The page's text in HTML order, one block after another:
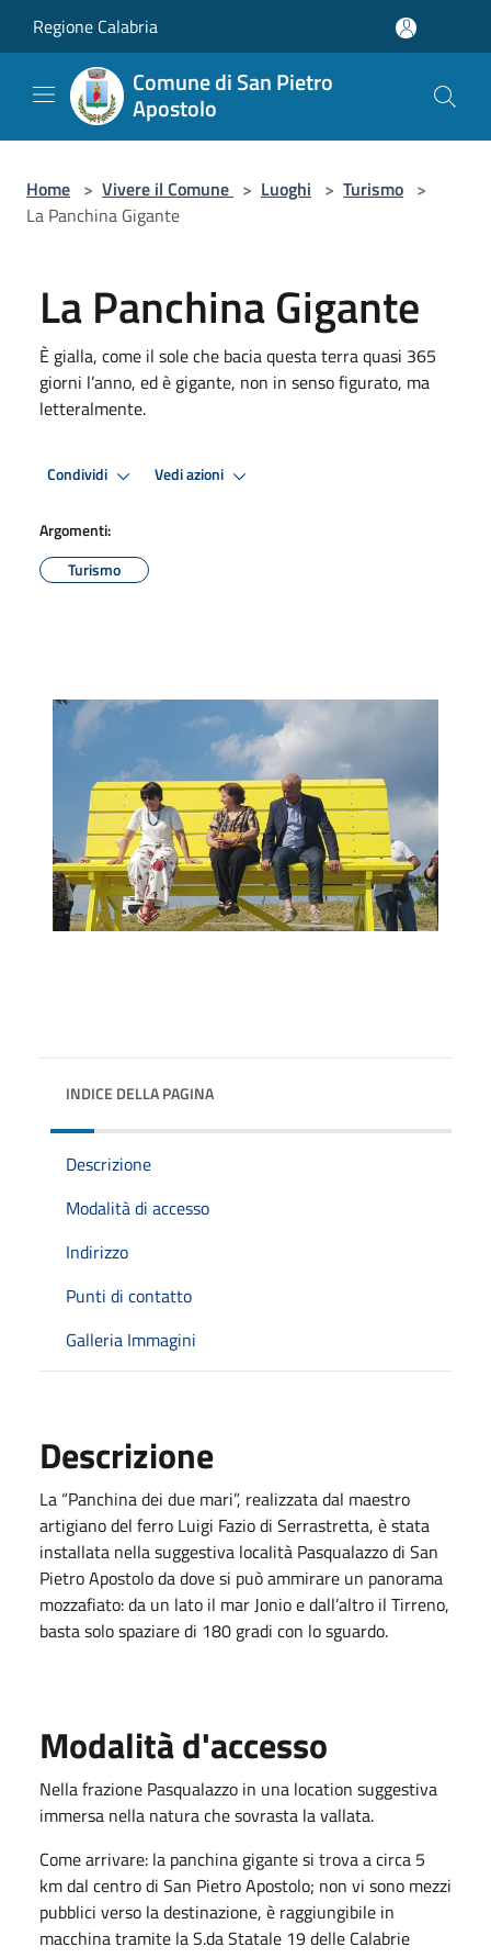
Regione Calabria
Comune di San Pietro
Apostolo
Home > Vivere il Comune > Luoghi > Turismo >
La Panchina Gigante
La Panchina Gigante
È gialla, come il sole che bacia questa terra quasi 365
giorni l’anno, ed è gigante, non in senso figurato, ma
letteralmente.
Condividi Vedi azioni
Argomenti:
Turismo
INDICE DELLA PAGINA
Descrizione
Modalità di accesso
Indirizzo
Punti di contatto
Galleria Immagini
Descrizione
La “Panchina dei due mari”, realizzata dal maestro
artigiano del ferro Luigi Fazio di Serrastretta, è stata
installata nella suggestiva località Pasqualazzo di San
Pietro Apostolo da dove si può ammirare un panorama
mozzafiato: da un lato il mar Jonio e dall’altro il Tirreno,
basta solo spaziare di 180 gradi con lo sguardo.
Modalità d'accesso
Nella frazione Pasqualazzo in una location suggestiva
immersa nella natura che sovrasta la vallata.
Come arrivare: la panchina gigante si trova a circa 5
km dal centro di San Pietro Apostolo; non vi sono mezzi
pubblici verso la destinazione, è raggiungibile in
macchina tramite la S.da Statale 19 delle Calabrie